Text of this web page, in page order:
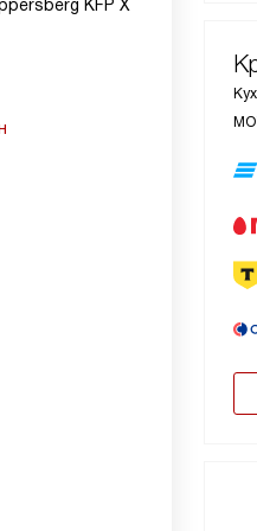
KFP X